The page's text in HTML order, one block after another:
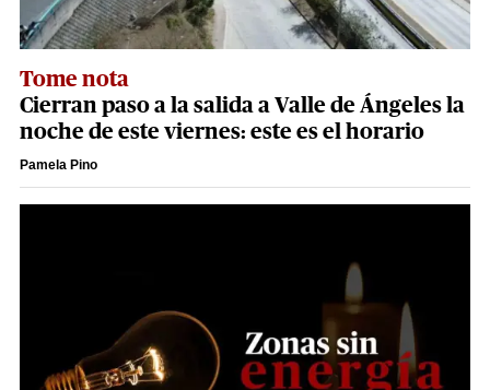
Tome nota
Cierran paso a la salida a Valle de Ángeles la
noche de este viernes: este es el horario
Pamela Pino